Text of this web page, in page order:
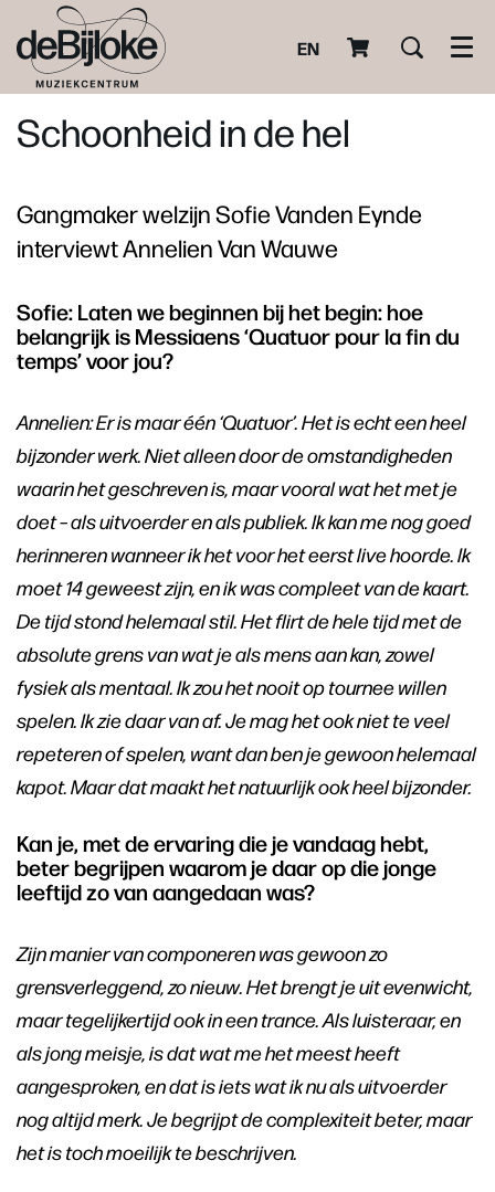
EN
Schoonheid in de hel
Gangmaker welzijn Sofie Vanden Eynde
interviewt Annelien Van Wauwe
Sofie: Laten we beginnen bij het begin: hoe
belangrijk is Messiaens ‘Quatuor pour la fin du
temps’ voor jou?
Annelien: Er is maar één ‘Quatuor’. Het is echt een heel
bijzonder werk. Niet alleen door de omstandigheden
waarin het geschreven is, maar vooral wat het met je
doet – als uitvoerder en als publiek. Ik kan me nog goed
herinneren wanneer ik het voor het eerst live hoorde. Ik
moet 14 geweest zijn, en ik was compleet van de kaart.
De tijd stond helemaal stil. Het flirt de hele tijd met de
absolute grens van wat je als mens aan kan, zowel
fysiek als mentaal. Ik zou het nooit op tournee willen
spelen. Ik zie daar van af. Je mag het ook niet te veel
repeteren of spelen, want dan ben je gewoon helemaal
kapot. Maar dat maakt het natuurlijk ook heel bijzonder.
Kan je, met de ervaring die je vandaag hebt,
beter begrijpen waarom je daar op die jonge
leeftijd zo van aangedaan was?
Zijn manier van componeren was gewoon zo
grensverleggend, zo nieuw. Het brengt je uit evenwicht,
maar tegelijkertijd ook in een trance. Als luisteraar, en
als jong meisje, is dat wat me het meest heeft
aangesproken, en dat is iets wat ik nu als uitvoerder
nog altijd merk. Je begrijpt de complexiteit beter, maar
het is toch moeilijk te beschrijven.